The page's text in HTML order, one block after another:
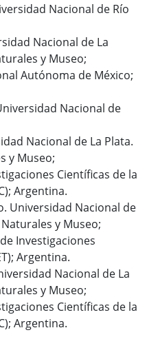
Nacional de Río
Nacional de La
y Museo;
Autónoma de México;
Nacional de
Nacional de La Plata.
y Museo;
Científicas de la
Argentina.
Universidad Nacional de
y Museo;
Investigaciones
Argentina.
Nacional de La
y Museo;
Científicas de la
Argentina.